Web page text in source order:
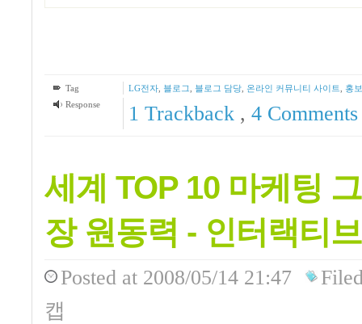
Tag LG전자, 블로그 블로그 담당, 온라인 커뮤니티 사이트
홍
Response
1 Trackback , 4Comments
세계 TOP 10 마케팅
장 원동력 - 인터랙티
Posted at 2008/05/14 21:47
캡